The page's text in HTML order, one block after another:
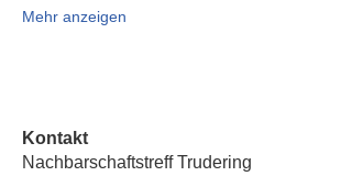
Mehr anzeigen
Kontakt
Nachbarschaftstreff Trudering